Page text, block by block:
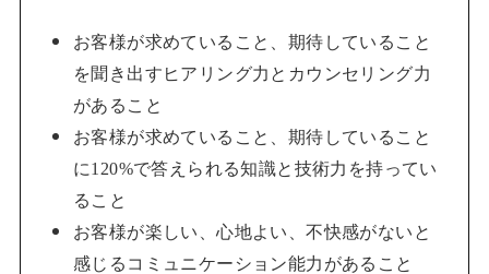
お客様が求めていること、期待していること
を聞き出すヒアリング力とカウンセリング力
があること
お客様が求めていること、期待していること
に120%で答えられる知識と技術力を持ってい
ること
お客様が楽しい、心地よい、不快感がないと
感じるコミュニケーション能力があること